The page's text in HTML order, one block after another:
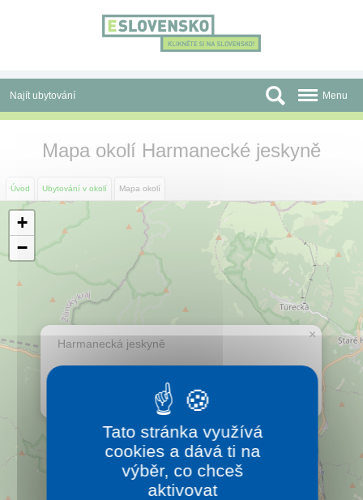
Najít ubytování
Autobusové zájezdy
Skupiny a konference
Před cestou
Menu
Mapa okolí Harmanecké jeskyně
Úvod Ubytování v okolí Mapa okolí
Harmanecká jeskyně
Harmanecká jeskyně je také nazývána Bílá jeskyně a
to díky sněhově bílé vápencové výzdobě.
×
+
−
Tato stránka využívá
cookies a dává ti na
výběr, co chceš
aktivovat